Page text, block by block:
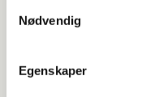
Nødvendig
Egenskaper
Tilkoblingsrør for